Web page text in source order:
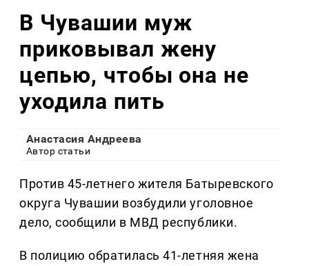
В Чувашии муж
приковывал жену
цепью, чтобы она не
уходила пить
Анастасия Андреева
Автор статьи
Против 45-летнего жителя Батыревского
округа Чувашии возбудили уголовное
дело, сообщили в МВД республики.
В полицию обратилась 41-летняя жена